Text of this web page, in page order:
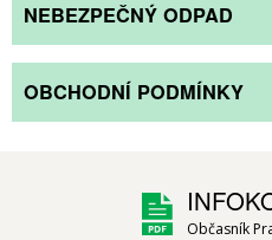
NEBEZPEČNÝ ODPAD
OBCHODNÍ PODMÍNKY
Občasník